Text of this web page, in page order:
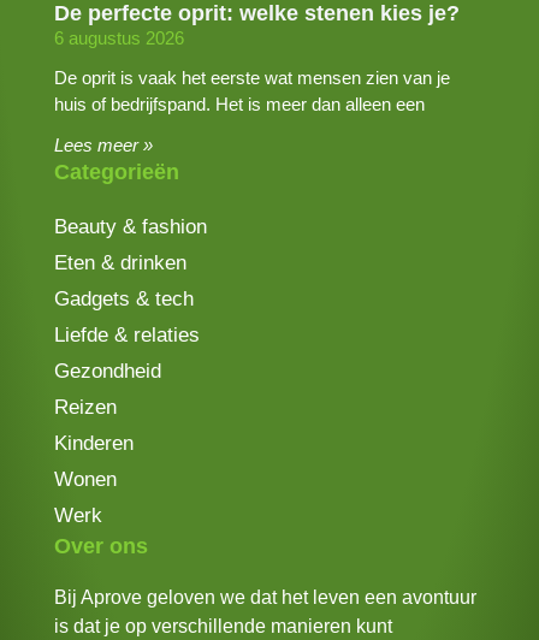
De perfecte oprit: welke stenen kies je?
6 augustus 2026
De oprit is vaak het eerste wat mensen zien van je
huis of bedrijfspand. Het is meer dan alleen een
Lees meer »
Categorieën
Beauty & fashion
Eten & drinken
Gadgets & tech
Liefde & relaties
Gezondheid
Reizen
Kinderen
Wonen
Werk
Over ons
Bij Aprove geloven we dat het leven een avontuur
is dat je op verschillende manieren kunt